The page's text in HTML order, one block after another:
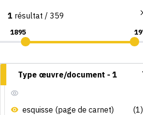
Consultation par image
1 résultat / 359
Type œuvre/document - 1
esquisse (page de carnet)
(1)